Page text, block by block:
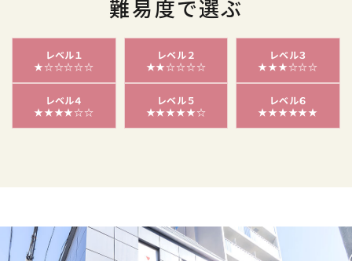
難易度で選ぶ
レベル１
★☆☆☆☆☆
レベル２
★★☆☆☆☆
レベル３
★★★☆☆☆
レベル４
★★★★☆☆
レベル５
★★★★★☆
レベル６
★★★★★★